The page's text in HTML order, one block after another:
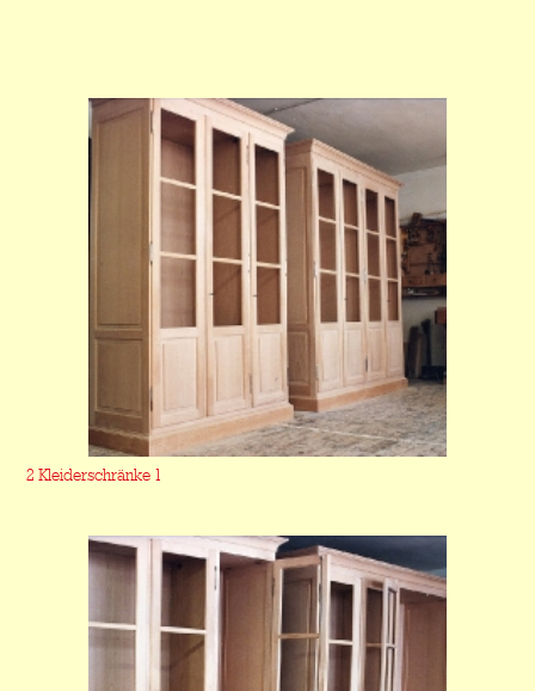
2 Kleiderschränke 1